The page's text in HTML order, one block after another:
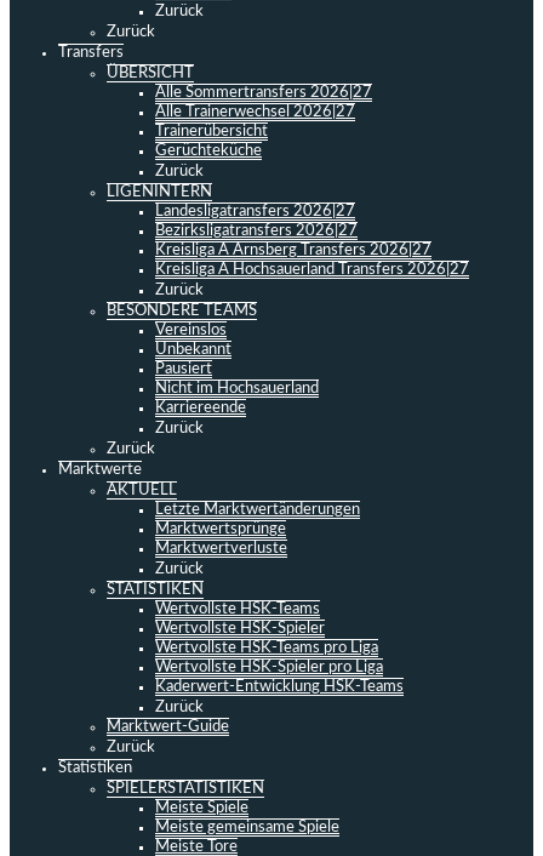
Zurück
Zurück
Transfers
ÜBERSICHT
Alle Sommertransfers 2026|27
Alle Trainerwechsel 2026|27
Trainerübersicht
Gerüchteküche
Zurück
LIGENINTERN
Landesligatransfers 2026|27
Bezirksligatransfers 2026|27
Kreisliga A Arnsberg Transfers 2026|27
Kreisliga A Hochsauerland Transfers 2026|27
Zurück
BESONDERE TEAMS
Vereinslos
Unbekannt
Pausiert
Nicht im Hochsauerland
Karriereende
Zurück
Zurück
Marktwerte
AKTUELL
Letzte Marktwertänderungen
Marktwertsprünge
Marktwertverluste
Zurück
STATISTIKEN
Wertvollste HSK-Teams
Wertvollste HSK-Spieler
Wertvollste HSK-Teams pro Liga
Wertvollste HSK-Spieler pro Liga
Kaderwert-Entwicklung HSK-Teams
Zurück
Marktwert-Guide
Zurück
Statistiken
SPIELERSTATISTIKEN
Meiste Spiele
Meiste gemeinsame Spiele
Meiste Tore